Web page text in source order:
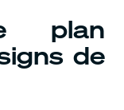
plan
de